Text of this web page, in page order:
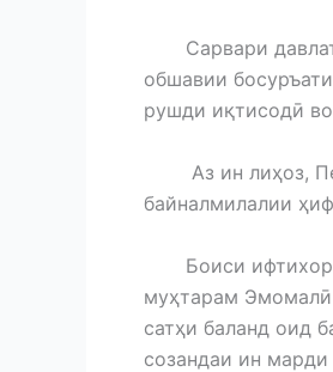
Сарвари давлат
обшавии
рушди иқтисодӣ
Аз ин лиҳоз,
байналмилалии
Боиси ифтихори
муҳтарам
сатҳи баланд оид
созандаи ин